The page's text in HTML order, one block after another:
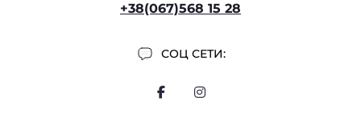
+38(067)568 15 28
СОЦ СЕТИ: